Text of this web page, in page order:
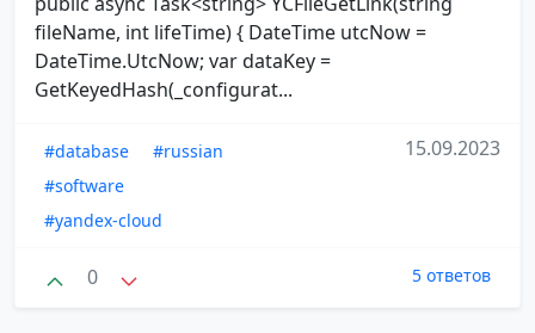
fileName, int lifeTime) { DateTime utcNow =
DateTime.UtcNow; var dataKey =
GetKeyedHash(_configurat...
#database
#russian
#software
#yandex-cloud
15.09.2023
0 5 ответов